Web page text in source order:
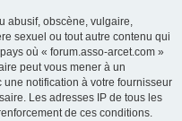
abusif, obscène, vulgaire,
sexuel ou tout autre contenu qui
où « forum.asso-arcet.com »
peut vous mener à un
notification à votre fournisseur
Les adresses IP de tous les
de ces conditions.